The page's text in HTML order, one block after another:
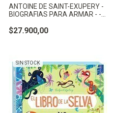
ANTOINE DE SAINT-EXUPERY -
BIOGRAFIAS PARA ARMAR - -
$27.900,00
SIN STOCK